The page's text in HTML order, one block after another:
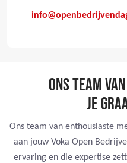
ONS TEAM
JE
Ons team van enthousiaste
aan jouw Voka Open
ervaring en die expertise